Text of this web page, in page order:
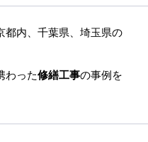
都内、千葉県、埼玉県の
わった修繕工事の事例を